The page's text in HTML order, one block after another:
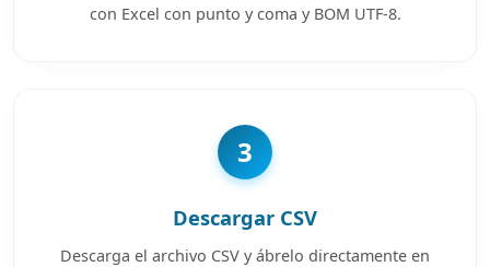
con Excel con punto y coma y BOM UTF-8.
3
Descargar CSV
Descarga el archivo CSV y ábrelo directamente en